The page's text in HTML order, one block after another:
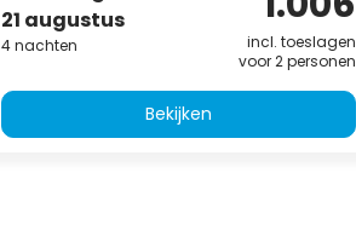
21 augustus
4 nachten
incl. toeslagen
voor 2 personen
Bekijken